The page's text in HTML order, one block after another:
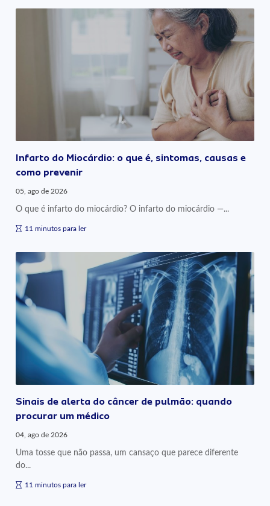
Infarto do Miocárdio: o que é, sintomas, causas e
como prevenir
05, ago de 2026
O que é infarto do miocárdio? O infarto do miocárdio —...
11 minutos para ler
Sinais de alerta do câncer de pulmão: quando
procurar um médico
04, ago de 2026
Uma tosse que não passa, um cansaço que parece diferente
do...
11 minutos para ler